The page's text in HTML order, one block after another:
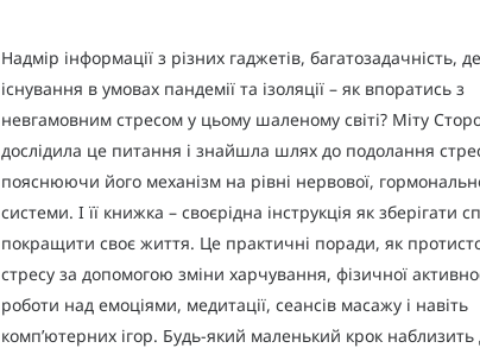
Надмір інформації з різних гаджетів, багатозадачність,
існування в умовах пандемії та ізоляції – як впоратись з
невгамовним стресом у цьому шаленому світі? Міту
дослідила це питання і знайшла шлях до подолання
пояснюючи його механізм на рівні нервової,
системи. І її книжка – своєрідна інструкція як зберігати
покращити своє життя. Це практичні поради, як
стресу за допомогою зміни харчування, фізичної
роботи над емоціями, медитації, сеансів масажу і навіть
комп’ютерних ігор. Будь-який маленький крок наблизить